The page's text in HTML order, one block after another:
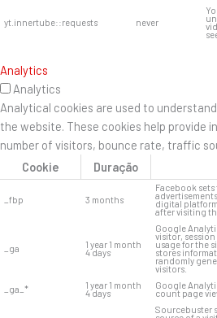
yt.innertube::requests never
Analytics
Analytics
Analytical cookies are used to
the website. These cookies help provide
number of visitors, bounce rate, traffic
Cookie
Duração
_fbp 3 months
Facebook
digital
after visiting
_ga 1 year 1 month
4 days
Google
visitor,
usage for the
stores
randomly
visitors.
_ga_*
1 year 1 month
4 days
Google
count page
Sourcebuster